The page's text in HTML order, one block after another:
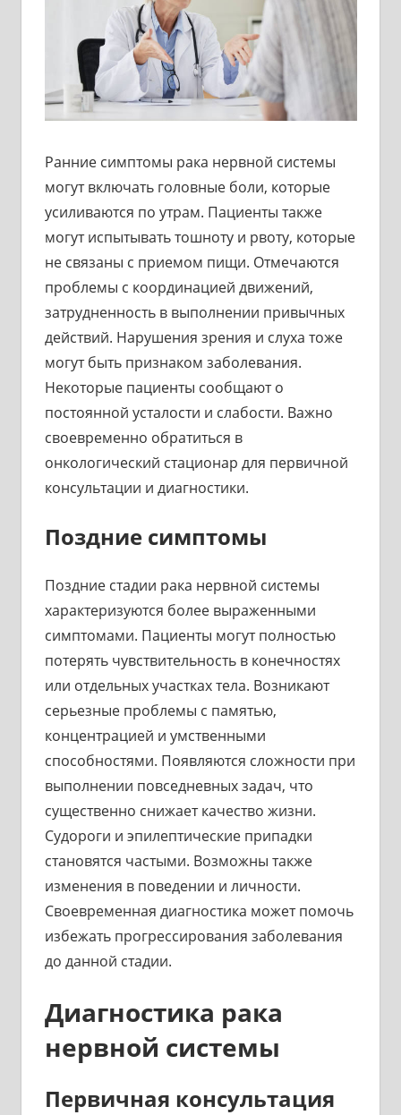
Ранние симптомы рака нервной системы
могут включать головные боли, которые
усиливаются по утрам. Пациенты также
могут испытывать тошноту и рвоту, которые
не связаны с приемом пищи. Отмечаются
проблемы с координацией движений,
затрудненность в выполнении привычных
действий. Нарушения зрения и слуха тоже
могут быть признаком заболевания.
Некоторые пациенты сообщают о
постоянной усталости и слабости. Важно
своевременно обратиться в
онкологический стационар для первичной
консультации и диагностики.
Поздние симптомы
Поздние стадии рака нервной системы
характеризуются более выраженными
симптомами. Пациенты могут полностью
потерять чувствительность в конечностях
или отдельных участках тела. Возникают
серьезные проблемы с памятью,
концентрацией и умственными
способностями. Появляются сложности при
выполнении повседневных задач, что
существенно снижает качество жизни.
Судороги и эпилептические припадки
становятся частыми. Возможны также
изменения в поведении и личности.
Своевременная диагностика может помочь
избежать прогрессирования заболевания
до данной стадии.
Диагностика рака
нервной системы
Первичная консультация